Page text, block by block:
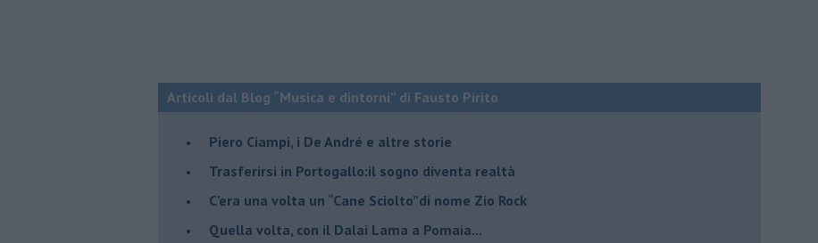
Articoli dal Blog “Musica e dintorni” di Fausto Pirìto
​Piero Ciampi, i De André e altre storie
​Trasferirsi in Portogallo:il sogno diventa realtà
​C'era una volta un “Cane Sciolto”di nome Zio Rock
Quella volta, con il Dalai Lama a Pomaia...